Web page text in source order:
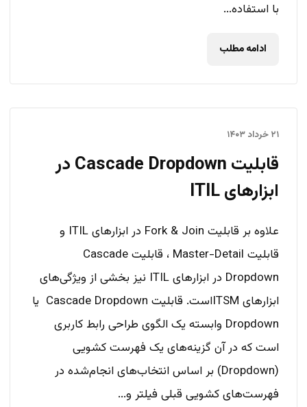
با استفاده...
ادامه مطلب
۲۱ خرداد ۱۴۰۳
قابلیت Cascade Dropdown در
ابزارهای ITIL
علاوه بر قابلیت‌ Fork & Join در ابزارهای ITIL و
قابلیت Master-Detail ، قابلیت Cascade
Dropdown در ابزارهای ITIL نیز بخشی از ویژگی‌های
ابزارهای ITSM‌است. قابلیت Cascade Dropdown یا
Dropdown وابسته یک الگوی طراحی رابط کاربری
است که در آن گزینه‌های یک فهرست کشویی
(Dropdown) بر اساس انتخاب‌های انجام‌شده در
فهرست‌های کشویی قبلی فیلتر و...